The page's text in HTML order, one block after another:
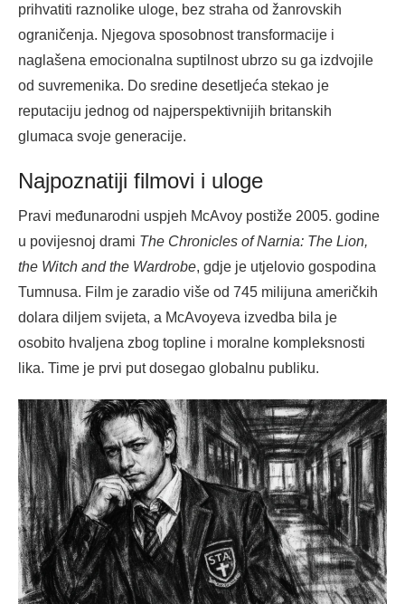
prihvatiti raznolike uloge, bez straha od žanrovskih
ograničenja. Njegova sposobnost transformacije i
naglašena emocionalna suptilnost ubrzo su ga izdvojile
od suvremenika. Do sredine desetljeća stekao je
reputaciju jednog od najperspektivnijih britanskih
glumaca svoje generacije.
Najpoznatiji filmovi i uloge
Pravi međunarodni uspjeh McAvoy postiže 2005. godine
u povijesnoj drami The Chronicles of Narnia: The Lion,
the Witch and the Wardrobe, gdje je utjelovio gospodina
Tumnusa. Film je zaradio više od 745 milijuna američkih
dolara diljem svijeta, a McAvoyeva izvedba bila je
osobito hvaljena zbog topline i moralne kompleksnosti
lika. Time je prvi put dosegao globalnu publiku.